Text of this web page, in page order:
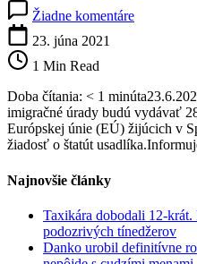
Žiadne komentáreSte
v
Británii?
Imigračné
úrady
nezabudli
požiadať
o
23. júna 2021
1 Min Read
Doba čítania: < 1
imigračné úrady budú vydávať
Európskej únie (EÚ) žijúcich v
žiadosť o štatút
Najnovšie články
Taxikára dobodali 12-
podozrivých tínedžerov
Danko urobil definitívne